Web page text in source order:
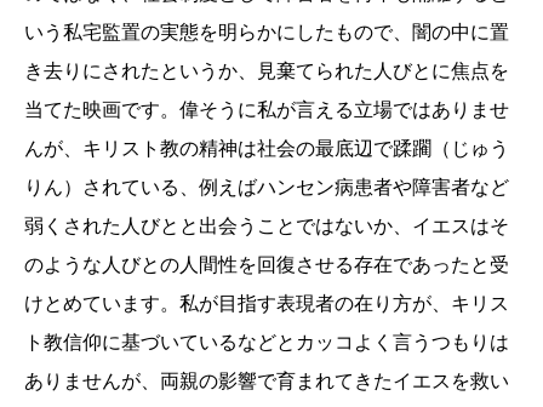
いう私宅監置の実態を明らかにしたもので、闇の中に置
き去りにされたというか、見棄てられた人びとに焦点を
当てた映画です。偉そうに私が言える立場ではありませ
んが、キリスト教の精神は社会の最底辺で蹂躙（じゅう
りん）されている、例えばハンセン病患者や障害者など
弱くされた人びとと出会うことではないか、イエスはそ
のような人びとの人間性を回復させる存在であったと受
けとめています。私が目指す表現者の在り方が、キリス
ト教信仰に基づいているなどとカッコよく言うつもりは
ありませんが、両親の影響で育まれてきたイエスを救い